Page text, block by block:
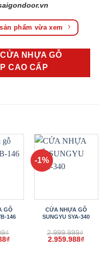
phẩm vừa xem
NHỰA GỖ
CAO CẤP
GỖ
146
₫
₫Giá
-1%
CỬA NHỰA GỖ
SUNGYU SYA-340
2.999.999₫
Giá
2.959.988₫Giá